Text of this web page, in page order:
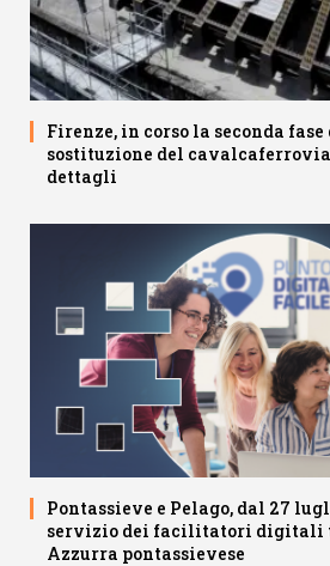
Firenze, in corso la seconda
sostituzione del
dettagli
Pontassieve e Pelago, dal 27
servizio dei facilitatori digitali
Azzurra pontassievese